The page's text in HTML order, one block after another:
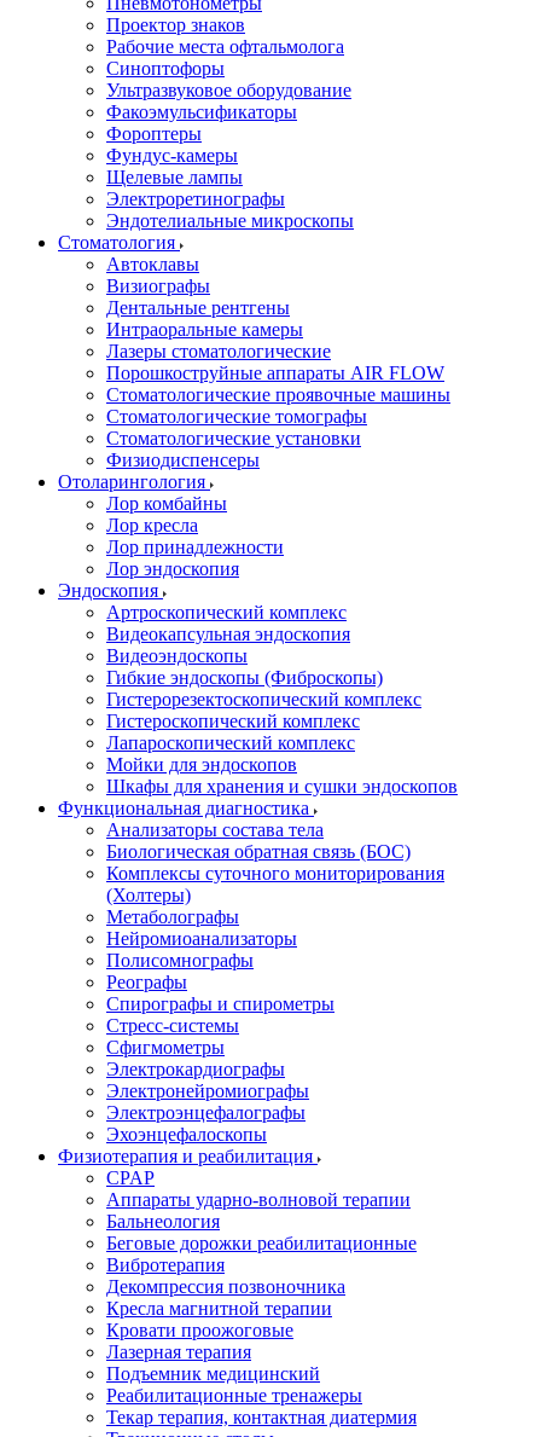
Проектор знаков
Рабочие места офтальмолога
Синоптофоры
Ультразвуковое оборудование
Факоэмульсификаторы
Фороптеры
Фундус-камеры
Щелевые лампы
Электроретинографы
Эндотелиальные микроскопы
Стоматология
Автоклавы
Визиографы
Дентальные рентгены
Интраоральные камеры
Лазеры стоматологические
Порошкоструйные аппараты AIR FLOW
Стоматологические проявочные машины
Стоматологические томографы
Стоматологические установки
Физиодиспенсеры
Отоларингология
Лор комбайны
Лор кресла
Лор принадлежности
Лор эндоскопия
Эндоскопия
Артроскопический комплекс
Видеокапсульная эндоскопия
Видеоэндоскопы
Гибкие эндоскопы (Фиброcкопы)
Гистерорезектоскопический комплекс
Гистероскопический комплекс
Лапароскопический комплекс
Мойки для эндоскопов
Шкафы для хранения и сушки эндоскопов
Функциональная диагностика
Анализаторы состава тела
Биологическая обратная связь (БОС)
Комплексы суточного мониторирования
(Холтеры)
Метаболографы
Нейромиоанализаторы
Полисомнографы
Реографы
Спирографы и спирометры
Стресс-системы
Сфигмометры
Электрокардиографы
Электронейромиографы
Электроэнцефалографы
Эхоэнцефалоскопы
Физиотерапия и реабилитация
CPAP
Аппараты ударно-волновой терапии
Бальнеология
Беговые дорожки реабилитационные
Вибротерапия
Декомпрессия позвоночника
Кресла магнитной терапии
Кровати проожоговые
Лазерная терапия
Подъемник медицинский
Реабилитационные тренажеры
Текар терапия, контактная диатермия